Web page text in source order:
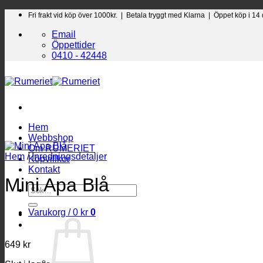
Skip
content
Fri frakt vid köp över 1000kr. | Betala tryggt med Klarna | Öppet köp i 14
Email
Öppettider
0410 - 42448
Hem
Webbshop
Om RUMERIET
Köpvillkor
Kontakt
Sök
efter:
Varukorg /0 kr 0
Hem / Inredningsdetaljer
Mini Apa Blå
649 kr